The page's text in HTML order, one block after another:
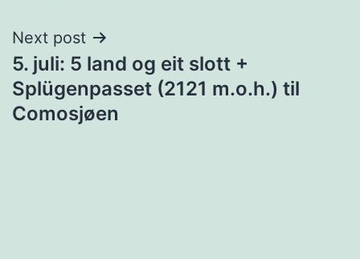
Next post
5. juli: 5 land og eit slott +
Splügenpasset (2121 m.o.h.) til
Comosjøen